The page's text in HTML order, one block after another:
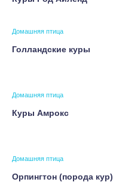
Домашняя птица
Голландские куры
Домашняя птица
Куры Амрокс
Домашняя птица
Орпингтон (порода кур)